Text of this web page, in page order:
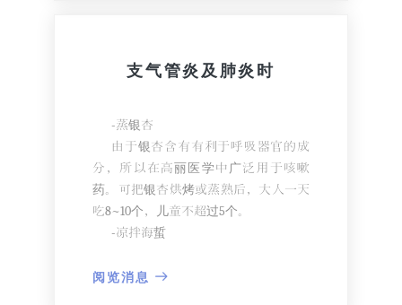
支气管炎及肺炎时
-蒸银杏
由于银杏含有有利于呼吸器官的成
分，所以在高丽医学中广泛用于咳嗽
药。可把银杏烘烤或蒸熟后，大人一天
吃8~10个，儿童不超过5个。
-凉拌海蜇
中，用醋、浓酱调味食用。
阅览消息